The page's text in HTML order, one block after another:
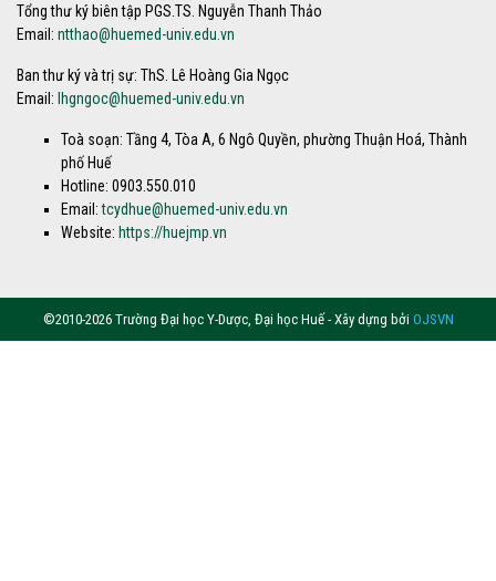
Tổng thư ký biên tập PGS.TS. Nguyễn Thanh Thảo
Email: ntthao@huemed-univ.edu.vn
Ban thư ký và trị sự: ThS. Lê Hoàng Gia Ngọc
Email: lhgngoc@huemed-univ.edu.vn
Toà soạn: Tầng 4, Tòa A, 6 Ngô Quyền, phường Thuận Hoá, Thành
phố Huế
Hotline: 0903.550.010
Email:tcydhue@huemed-univ.edu.vn
Website: https://huejmp.vn
©2010-2026 Trường Đại học Y-Dược, Đại học Huế - Xây dựng bởi OJSVN